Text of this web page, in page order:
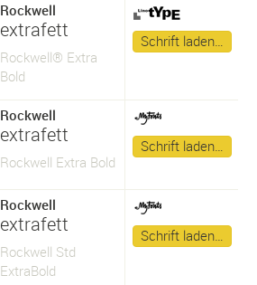
Rockwell
extrafett
Rockwell® Extra
Bold
Schrift laden…
Rockwell
extrafett
Rockwell Extra Bold
Schrift laden…
Rockwell
extrafett
Rockwell Std
ExtraBold
Schrift laden…